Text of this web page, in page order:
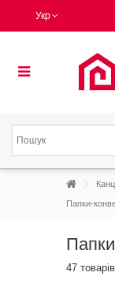
Укр
Папки-
47 товарів